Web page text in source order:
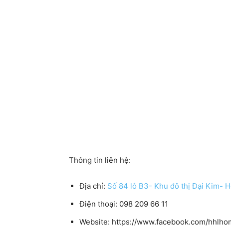
Thông tin liên hệ:
Địa chỉ: Số 84 lô B3- Khu đô thị Đại Kim-
Điện thoại: 098 209 66 11
Website: https://www.facebook.com/